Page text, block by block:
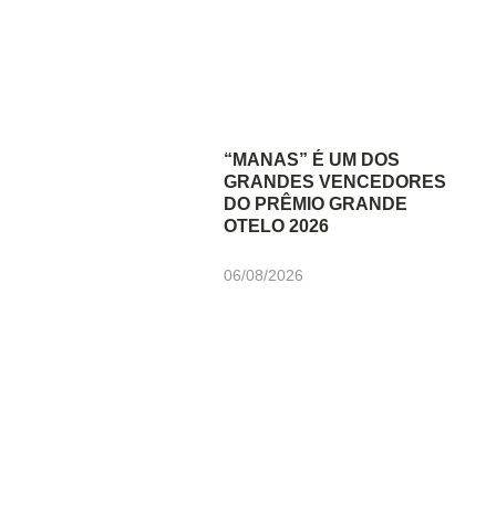
“MANAS” É UM DOS
GRANDES VENCEDORES
DO PRÊMIO GRANDE
OTELO 2026
06/08/2026